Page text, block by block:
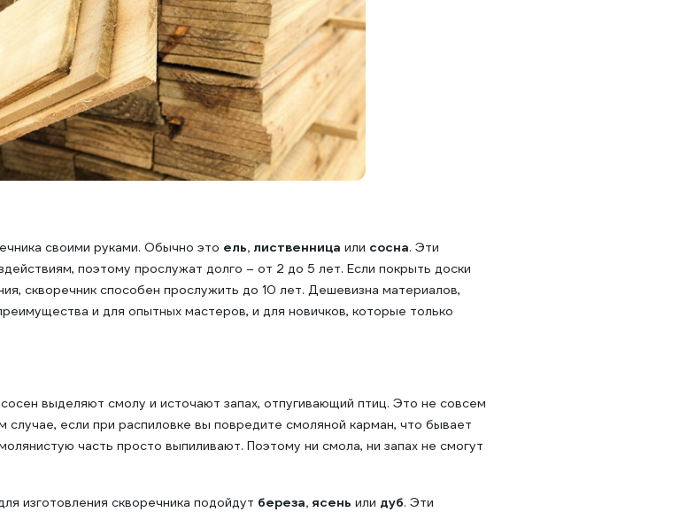
своими руками. Обычно это ель, лиственница или сосна. Эти
поэтому прослужат долго – от 2 до 5 лет. Если покрыть доски
скворечник способен прослужить до 10 лет. Дешевизна материалов,
и для опытных мастеров, и для новичков, которые только
выделяют смолу и источают запах, отпугивающий птиц. Это не совсем
если при распиловке вы повредите смоляной карман, что бывает
часть просто выпиливают. Поэтому ни смола, ни запах не смогут
изготовления скворечника подойдут береза, ясень или дуб. Эти